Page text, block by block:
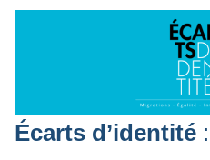
Écarts d’identité :